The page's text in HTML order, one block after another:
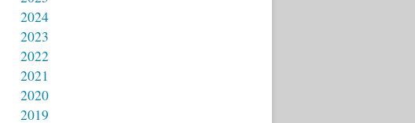
2024
2023
2022
2021
2020
2019